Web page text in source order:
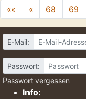
«« « 68 69
E-Mail:
Passwort:
Passwort vergessen
Info: